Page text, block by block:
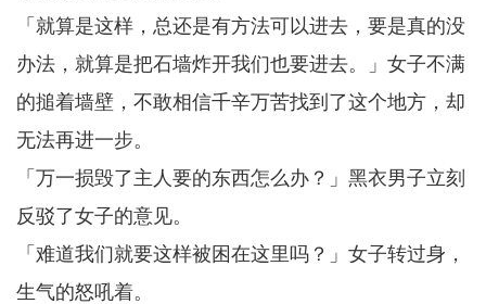
「就算是这样，总还是有方法可以进去，要是真的没
办法，就算是把石墙炸开我们也要进去。」女子不满
的搥着墙壁，不敢相信千辛万苦找到了这个地方，却
无法再进一步。
「万一损毁了主人要的东西怎么办？」黑衣男子立刻
反驳了女子的意见。
「难道我们就要这样被困在这里吗？」女子转过身，
生气的怒吼着。